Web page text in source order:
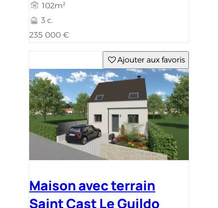
102m²
3 c.
235 000 €
Ajouter aux favoris
Maison avec terrain
Saint Cast Le Guildo